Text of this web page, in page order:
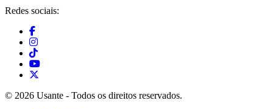
Redes sociais:
© 2026 Usante - Todos os direitos reservados.